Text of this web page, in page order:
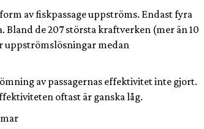
av fiskpassage uppströms. Endast fyra
de 207 största kraftverken (mer än 10
uppströmslösningar medan
av passagernas effektivitet inte gjort.
oftast är ganska låg.